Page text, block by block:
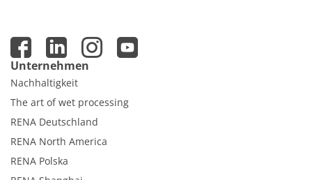
Unternehmen
Nachhaltigkeit
The art of wet processing
RENA Deutschland
RENA North America
RENA Polska